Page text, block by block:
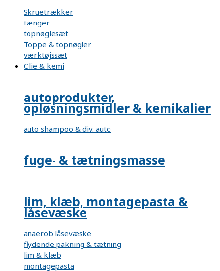
Skruetrækker
tænger
topnøglesæt
Toppe & topnøgler
værktøjssæt
Olie & kemi
autoprodukter,
opløsningsmidler & kemikalier
auto shampoo & div. auto
fuge- & tætningsmasse
lim, klæb, montagepasta &
låsevæske
anaerob låsevæske
flydende pakning & tætning
lim & klæb
montagepasta